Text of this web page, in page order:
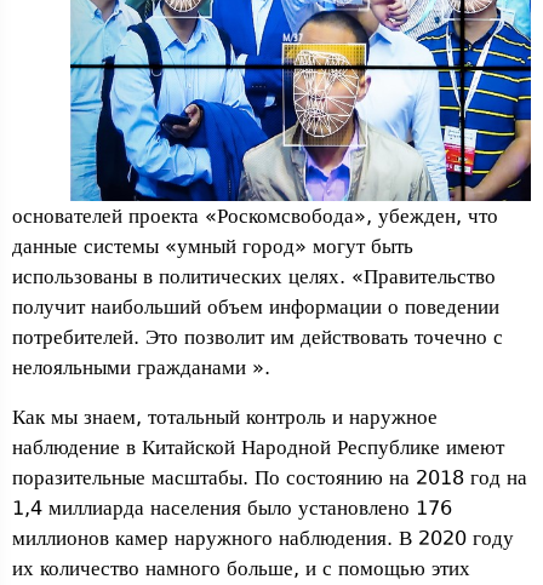
основателей проекта «Роскомсвобода», убежден, что
данные системы «умный город» могут быть
использованы в политических целях. «Правительство
получит наибольший объем информации о поведении
потребителей. Это позволит им действовать точечно с
нелояльными гражданами ».
Как мы знаем, тотальный контроль и наружное
наблюдение в Китайской Народной Республике имеют
поразительные масштабы. По состоянию на 2018 год на
1,4 миллиарда населения было установлено 176
миллионов камер наружного наблюдения. В 2020 году
их количество намного больше, и с помощью этих